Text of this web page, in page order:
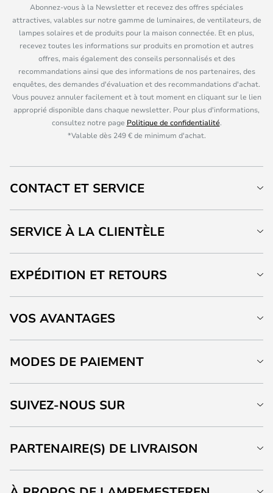
Abonnez-vous à la Newsletter et recevez des offres spéciales
attractives, valables sur notre gamme de luminaires, de ventilateurs, de
lampes solaires et de produits pour la maison connectée. Et en plus,
recevez toutes les informations sur produits en promotion et autres
offres, mais également des conseils personnalisés et des
recommandations ainsi que des informations de nos partenaires, des
enquêtes, des demandes d'évaluation et des recommandations d'achat.
Vous pouvez annuler facilement et à tout moment en cliquant sur le lien
approprié disponible dans chaque newsletter. Pour plus d'informations,
consultez notre page Politique de confidentialité.
*Valable dès 249 € de minimum d'achat.
CONTACT ET SERVICE
SERVICE À LA CLIENTÈLE
EXPÉDITION ET RETOURS
VOS AVANTAGES
MODES DE PAIEMENT
SUIVEZ-NOUS SUR
PARTENAIRE(S) DE LIVRAISON